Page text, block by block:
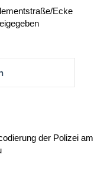
Ecke
der Polizei am